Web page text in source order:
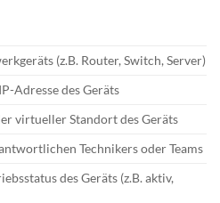
(z.B. Router, Switch, Server)
Adresse des Geräts
virtueller Standort des Geräts
Technikers oder Teams
des Geräts (z.B. aktiv,